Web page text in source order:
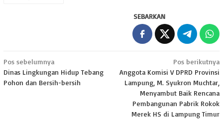
SEBARKAN
Navigasi
pos
Pos sebelumnya
Dinas Lingkungan Hidup Tebang
Pohon dan Bersih-bersih
Pos berikutnya
Anggota Komisi V DPRD Provinsi
Lampung, M. Syukron Muchtar,
Menyambut Baik Rencana
Pembangunan Pabrik Rokok
Merek HS di Lampung Timur